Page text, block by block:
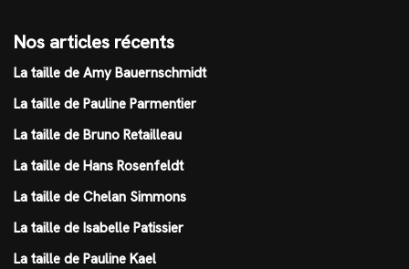
Nos articles récents
La taille de Amy Bauernschmidt
La taille de Pauline Parmentier
La taille de Bruno Retailleau
La taille de Hans Rosenfeldt
La taille de Chelan Simmons
La taille de Isabelle Patissier
La taille de Pauline Kael